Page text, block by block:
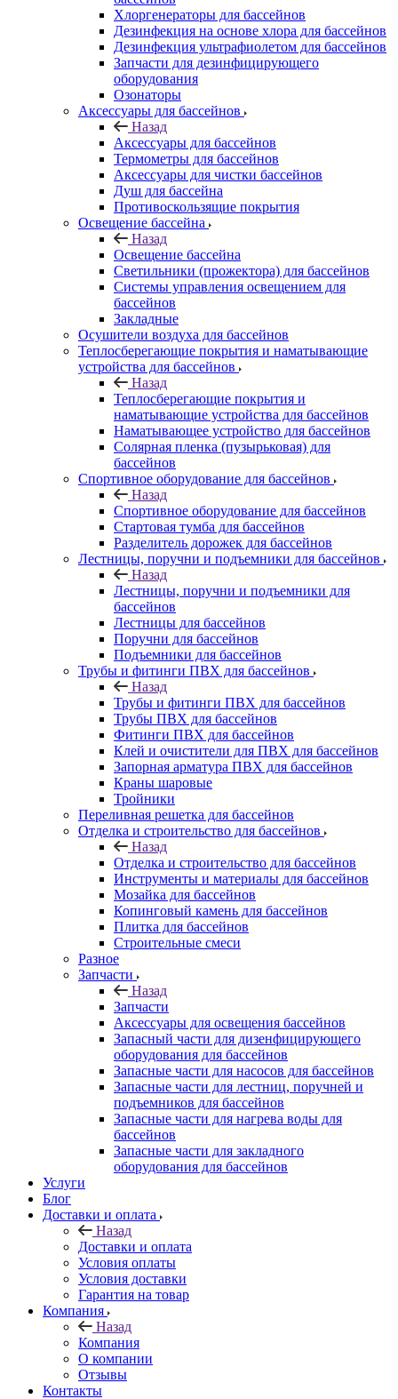
Хлоргенераторы для бассейнов
Дезинфекция на основе хлора для бассейнов
Дезинфекция ультрафиолетом для бассейнов
Запчасти для дезинфицирующего
оборудования
Озонаторы
Аксессуары для бассейнов
Назад
Аксессуары для бассейнов
Термометры для бассейнов
Аксессуары для чистки бассейнов
Душ для бассейна
Противоскользящие покрытия
Освещение бассейна
Назад
Освещение бассейна
Светильники (прожектора) для бассейнов
Системы управления освещением для
бассейнов
Закладные
Осушители воздуха для бассейнов
Теплосберегающие покрытия и наматывающие
устройства для бассейнов
Назад
Теплосберегающие покрытия и
наматывающие устройства для бассейнов
Наматывающее устройство для бассейнов
Солярная пленка (пузырьковая) для
бассейнов
Спортивное оборудование для бассейнов
Назад
Спортивное оборудование для бассейнов
Стартовая тумба для бассейнов
Разделитель дорожек для бассейнов
Лестницы, поручни и подъемники для бассейнов
Назад
Лестницы, поручни и подъемники для
бассейнов
Лестницы для бассейнов
Поручни для бассейнов
Подъемники для бассейнов
Трубы и фитинги ПВХ для бассейнов
Назад
Трубы и фитинги ПВХ для бассейнов
Трубы ПВХ для бассейнов
Фитинги ПВХ для бассейнов
Клей и очистители для ПВХ для бассейнов
Запорная арматура ПВХ для бассейнов
Краны шаровые
Тройники
Переливная решетка для бассейнов
Отделка и строительство для бассейнов
Назад
Отделка и строительство для бассейнов
Инструменты и материалы для бассейнов
Мозайка для бассейнов
Копинговый камень для бассейнов
Плитка для бассейнов
Строительные смеси
Разное
Запчасти
Назад
Запчасти
Аксессуары для освещения бассейнов
Запасный части для дизенфицирующего
оборудования для бассейнов
Запасные части для насосов для бассейнов
Запасные части для лестниц, поручней и
подъемников для бассейнов
Запасные части для нагрева воды для
бассейнов
Запасные части для закладного
оборудования для бассейнов
Услуги
Блог
Доставки и оплата
Назад
Доставки и оплата
Условия оплаты
Условия доставки
Гарантия на товар
Компания
Назад
Компания
О компании
Отзывы
Контакты